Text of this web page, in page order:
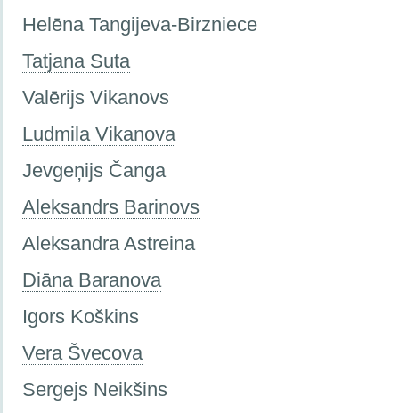
Helēna Tangijeva-Birzniece
Tatjana Suta
Valērijs Vikanovs
Ludmila Vikanova
Jevgeņijs Čanga
Aleksandrs Barinovs
Aleksandra Astreina
Diāna Baranova
Igors Koškins
Vera Švecova
Sergejs Neikšins